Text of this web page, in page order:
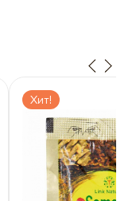
Хит!